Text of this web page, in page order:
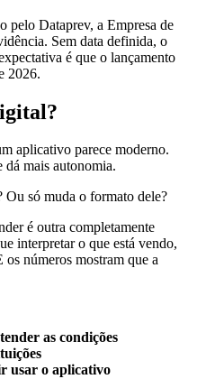
pelo Dataprev, a Empresa de
Sem data definida, o
é que o lançamento
2026.
aplicativo parece moderno.
dá mais autonomia.
Ou só muda o formato dele?
é outra completamente
interpretar o que está vendo,
os números mostram que a
as condições
usar o aplicativo